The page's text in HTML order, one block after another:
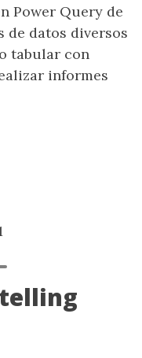
Power Query de
de datos diversos
tabular con
informes